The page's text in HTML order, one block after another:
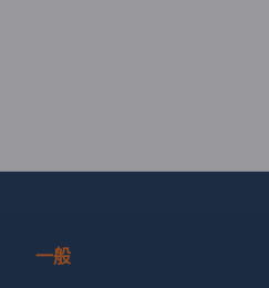
一般